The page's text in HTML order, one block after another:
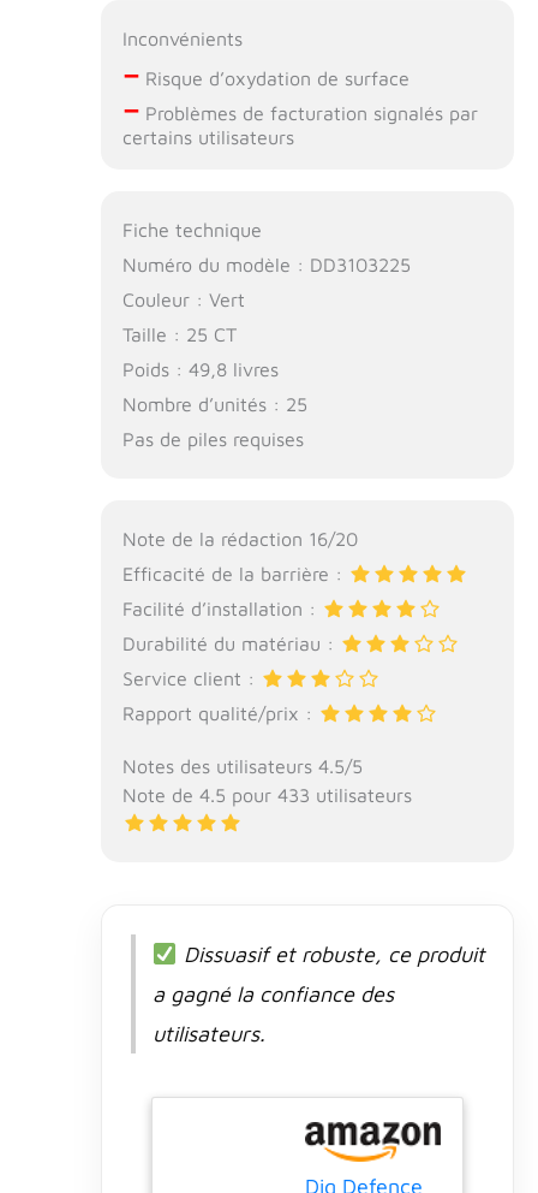
Inconvénients
–Risque d’oxydation de surface
–Problèmes de facturation signalés par
certains utilisateurs
Fiche technique
Numéro du modèle : DD3103225
Couleur : Vert
Taille : 25 CT
Poids : 49,8 livres
Nombre d’unités : 25
Pas de piles requises
Note de la rédaction 16/20
Efficacité de la barrière :
Facilité d’installation :
Durabilité du matériau :
Service client :
Rapport qualité/prix :
Notes des utilisateurs 4.5/5
Note de 4.5 pour 433 utilisateurs
Dissuasif et robuste, ce produit
a gagné la confiance des
utilisateurs.
Dig Defence